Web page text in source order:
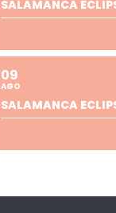
SALAMANCA
09
AGO
SALAMANCA